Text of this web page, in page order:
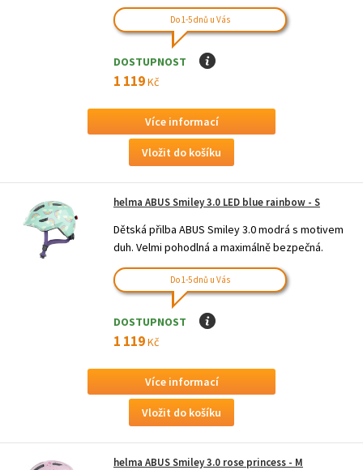
Do 1-5 dnů u Vás
DOSTUPNOST I
1 119Kč
Více informací
helma ABUS Smiley 3.0 LED blue rainbow - S
Dětská přilba ABUS Smiley 3.0 modrá s motivem
duh. Velmi pohodlná a maximálně bezpečná.
Do 1-5 dnů u Vás
DOSTUPNOST I
1 119Kč
Více informací
helma ABUS Smiley 3.0 rose princess - M